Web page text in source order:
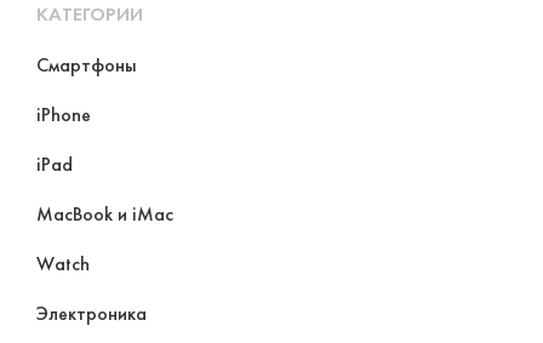
КАТЕГОРИИ
Смартфоны
iPhone
iPad
MacBook и iMac
Watch
Электроника